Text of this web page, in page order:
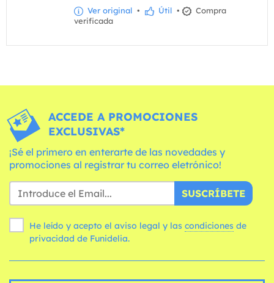
Ver original • Útil •
Compra
verificada
ACCEDE A PROMOCIONES
EXCLUSIVAS*
¡Sé el primero en enterarte de las novedades y
promociones al registrar tu correo eletrónico!
SUSCRÍBETE
He leído y acepto el aviso legal y las condiciones
privacidad de Funidelia.